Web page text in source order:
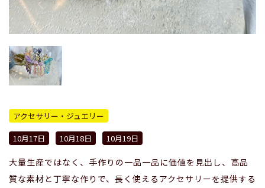
アクセサリー・ジュエリー
10月17日
10月18日 10月19日
大量生産ではなく、手作りの一品一品に価値を見出し、高品
質な素材と丁寧な作りで、長く使えるアクセサリーを提供する